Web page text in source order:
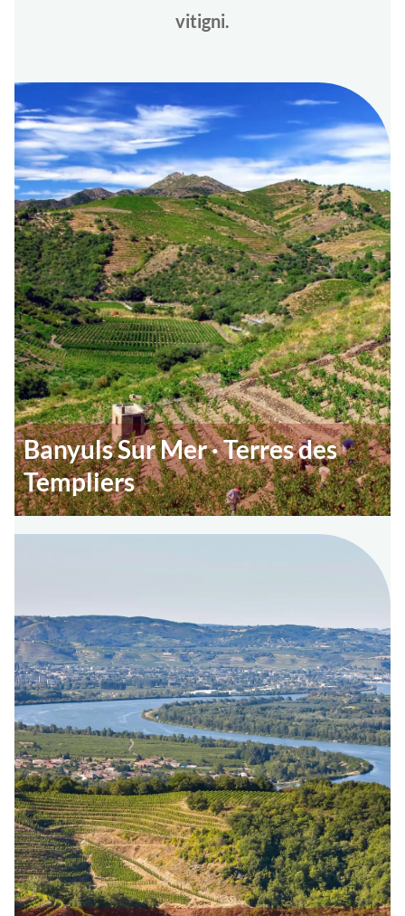
vitigni.
Banyuls Sur Mer · Terres des
Templiers